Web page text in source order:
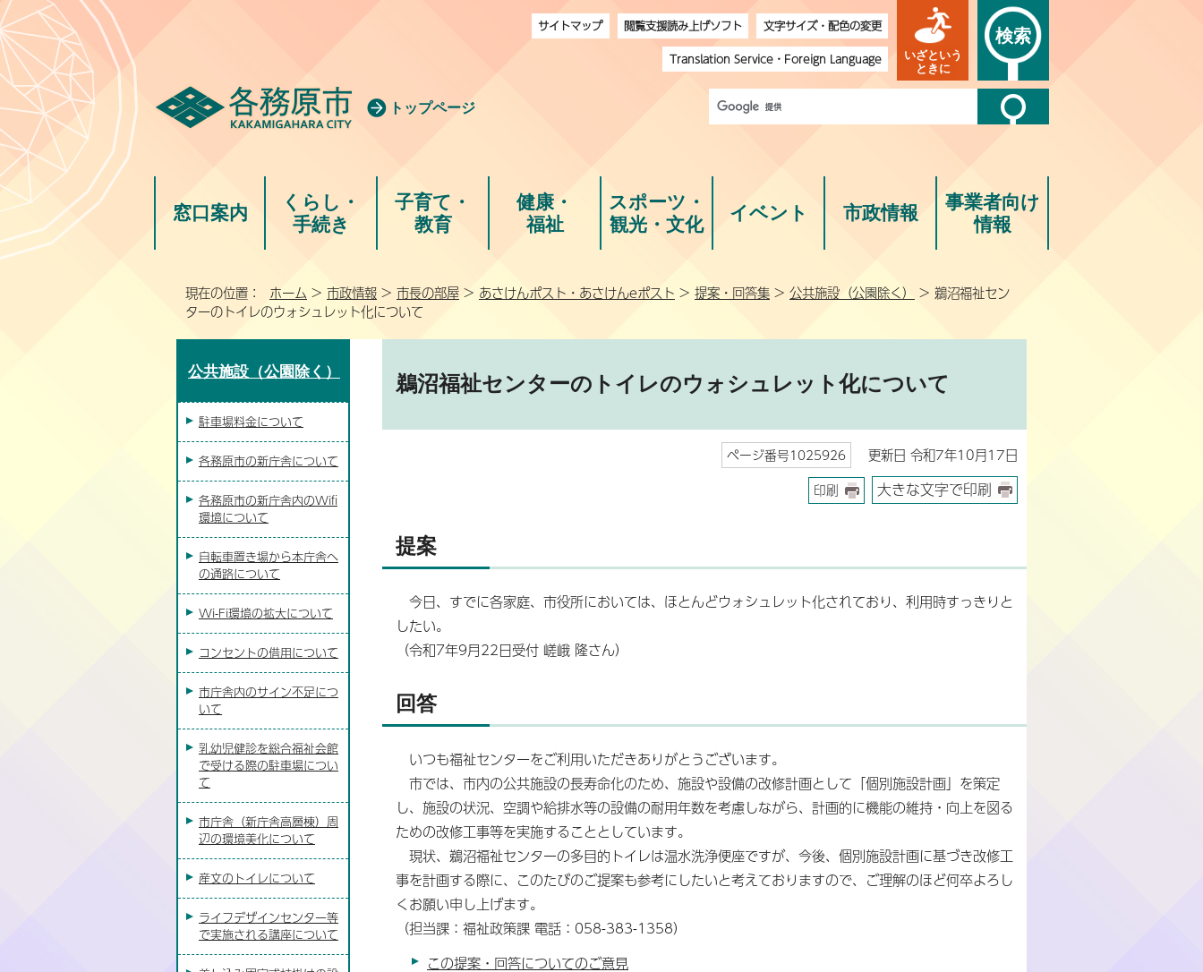
トップページ
サイトマップ 閲覧支援読み上げソフト
文字サイズ・配色の変更
Translation Service・ Foreign Language
いざという
ときに
検索
窓口案内
くらし・
手続き
子育て・
教育
健康・
福祉
スポーツ・
観光・文化
イベント 市政情報
事業者向け
情報
現在の位置： ホーム > 市政情報 > 市長の部屋 > あさけんポスト・あさけんeポスト > 提案・回答集 > 公共施設（公園除く）
> 鵜沼福祉セン
ターのトイレのウォシュレット化について
鵜沼福祉センターのトイレのウォシュレット化について
ページ番号1025926 更新日 令和7年10月17日
印刷 大きな文字で印刷
提案
今日、すでに各家庭、市役所においては、ほとんどウォシュレット化されており、利用時すっきりと
したい。
（令和7年9月22日受付 嵯峨 隆さん）
回答
いつも福祉センターをご利用いただきありがとうございます。
市では、市内の公共施設の長寿命化のため、施設や設備の改修計画として「個別施設計画」を策定
し、施設の状況、空調や給排水等の設備の耐用年数を考慮しながら、計画的に機能の維持・向上を図る
ための改修工事等を実施することとしています。
現状、鵜沼福祉センターの多目的トイレは温水洗浄便座ですが、今後、個別施設計画に基づき改修工
事を計画する際に、このたびのご提案も参考にしたいと考えておりますので、ご理解のほど何卒よろし
くお願い申し上げます。
（担当課：福祉政策課 電話：058-383-1358）
この提案・回答についてのご意見
公共施設（公園除く）
駐車場料金について
各務原市の新庁舎について
各務原市の新庁舎内のWifi
環境について
自転車置き場から本庁舎へ
の通路について
Wi-Fi環境の拡大について
コンセントの借用について
市庁舎内のサイン不足につ
いて
乳幼児健診を総合福祉会館
で受ける際の駐車場につい
て
市庁舎（新庁舎高層棟）周
辺の環境美化について
産文のトイレについて
ライフデザインセンター等
で実施される講座について